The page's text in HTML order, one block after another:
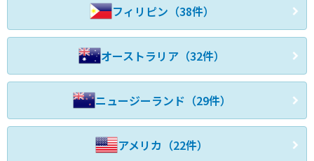
フィリピン（38件）
オーストラリア（32件）
ニュージーランド（29件）
アメリカ（22件）